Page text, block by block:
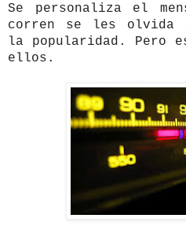
Se personaliza el
corren se les olvida
la popularidad. Pero
ellos.